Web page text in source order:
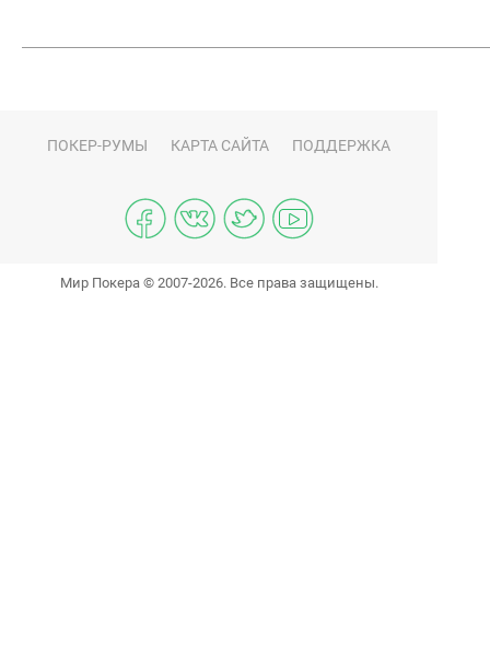
ПОКЕР-РУМЫ КАРТА САЙТА ПОДДЕРЖКА
Мир Покера © 2007-2026. Все права защищены.